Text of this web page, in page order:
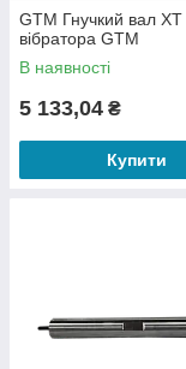
GTM Гнучкий вал
вібратора GTM
В наявності
5 133,04 ₴
Купити